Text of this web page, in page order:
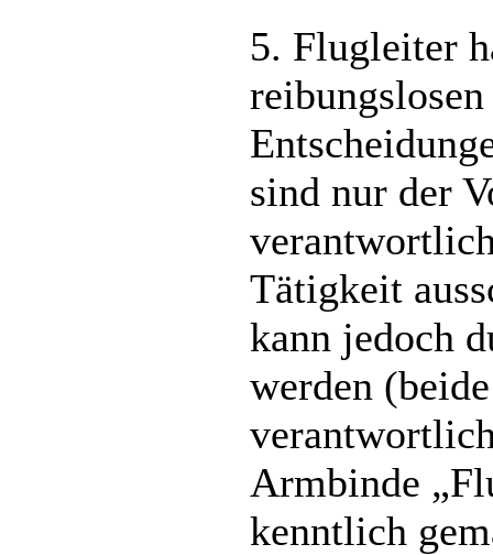
5. Flugleiter
sind nur der
Tätigkeit
kann jedoch
werden
Armbinde
kenntlich